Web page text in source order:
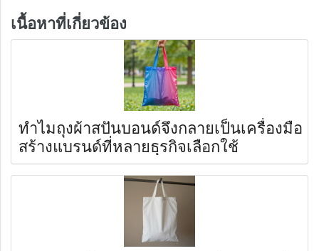
เนื้อหาที่เกี่ยวข้อง
ทำไมถุงผ้าสปันบอนด์จึงกลายเป็นเครื่องมือ
สร้างแบรนด์ที่หลายธุรกิจเลือกใช้